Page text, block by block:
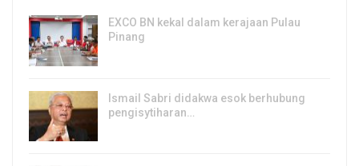
EXCO BN kekal dalam kerajaan Pulau
Pinang
Ismail Sabri didakwa esok berhubung
pengisytiharan…